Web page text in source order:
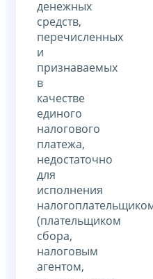
денежных
средств,
перечисленных
и
признаваемых
в
качестве
единого
налогового
платежа,
недостаточно
для
исполнения
(плательщиком
сбора,
налоговым
агентом,